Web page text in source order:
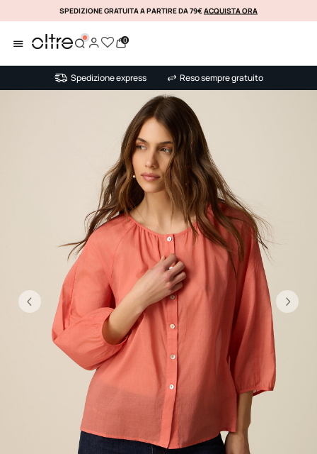
KLARNA
SPEDIZIONE GRATUITA A PARTIRE DA 79€ACQUISTA ORA
0
Spedizione express Reso sempre gratuito
Precedente